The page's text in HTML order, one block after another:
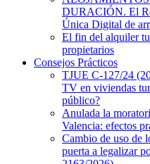
DURACIÓN. El
Única Digital de
El fin del alquiler
propietarios
Consejos Prácticos
TJUE C-127/24
TV en viviendas
público?
Anulada la
Valencia: efectos
Cambio de uso de
puerta a legalizar